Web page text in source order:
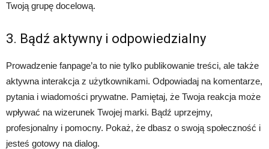
Twoją grupę docelową.
3. Bądź aktywny i odpowiedzialny
Prowadzenie fanpage’a to nie tylko publikowanie treści, ale także
aktywna interakcja z użytkownikami. Odpowiadaj na komentarze,
pytania i wiadomości prywatne. Pamiętaj, że Twoja reakcja może
wpływać na wizerunek Twojej marki. Bądź uprzejmy,
profesjonalny i pomocny. Pokaż, że dbasz o swoją społeczność i
jesteś gotowy na dialog.